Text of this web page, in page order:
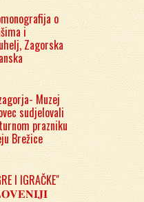
o
i
Zagorska
Muzej
sudjelovali
prazniku
Brežice
I IGRAČKE"